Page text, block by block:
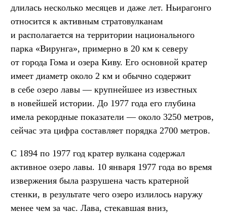
длилась несколько месяцев и даже лет. Ньирагонго
относится к активным стратовулканам
и располагается на территории национального
парка «Вирунга», примерно в 20 км к северу
от города Гома и озера Киву. Его основной кратер
имеет диаметр около 2 км и обычно содержит
в себе озеро лавы — крупнейшее из известных
в новейшей истории. До 1977 года его глубина
имела рекордные показатели — около 3250 метров,
сейчас эта цифра составляет порядка 2700 метров.
С 1894 по 1977 год кратер вулкана содержал
активное озеро лавы. 10 января 1977 года во время
извержения была разрушена часть кратерной
стенки, в результате чего озеро излилось наружу
менее чем за час. Лава, стекавшая вниз,